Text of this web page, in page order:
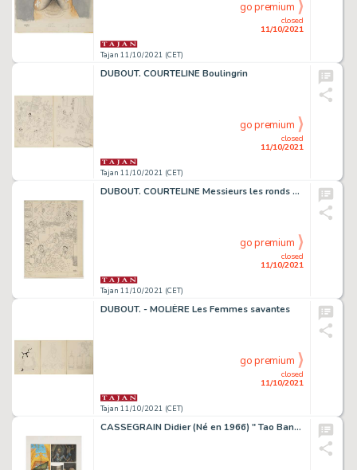
Tajan 11/10/2021 (CET)
closed
11/10/2021
go premium
DUBOUT. COURTELINE Boulingrin
Tajan 11/10/2021 (CET)
closed
11/10/2021
go premium
DUBOUT. COURTELINE Messieurs les ronds de cuir
Tajan 11/10/2021 (CET)
closed
11/10/2021
go premium
DUBOUT. - MOLIÈRE Les Femmes savantes
Tajan 11/10/2021 (CET)
closed
11/10/2021
go premium
CASSEGRAIN Didier (Né en 1966) " Tao Bang ". Planche originale avec mise en couleurs directe de la page 2, du premier tome de la...